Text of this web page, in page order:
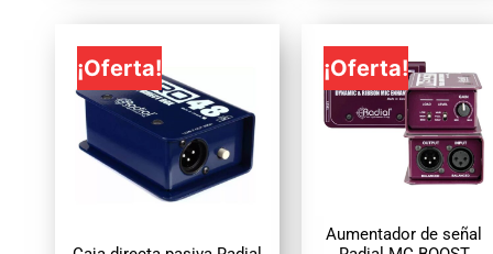
¡Oferta! ¡Oferta!
Aumentador de señal